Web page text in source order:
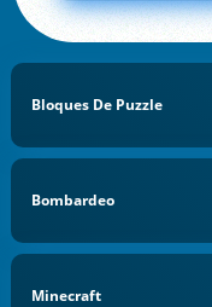
Bloques De Puzzle
Bombardeo
Minecraft